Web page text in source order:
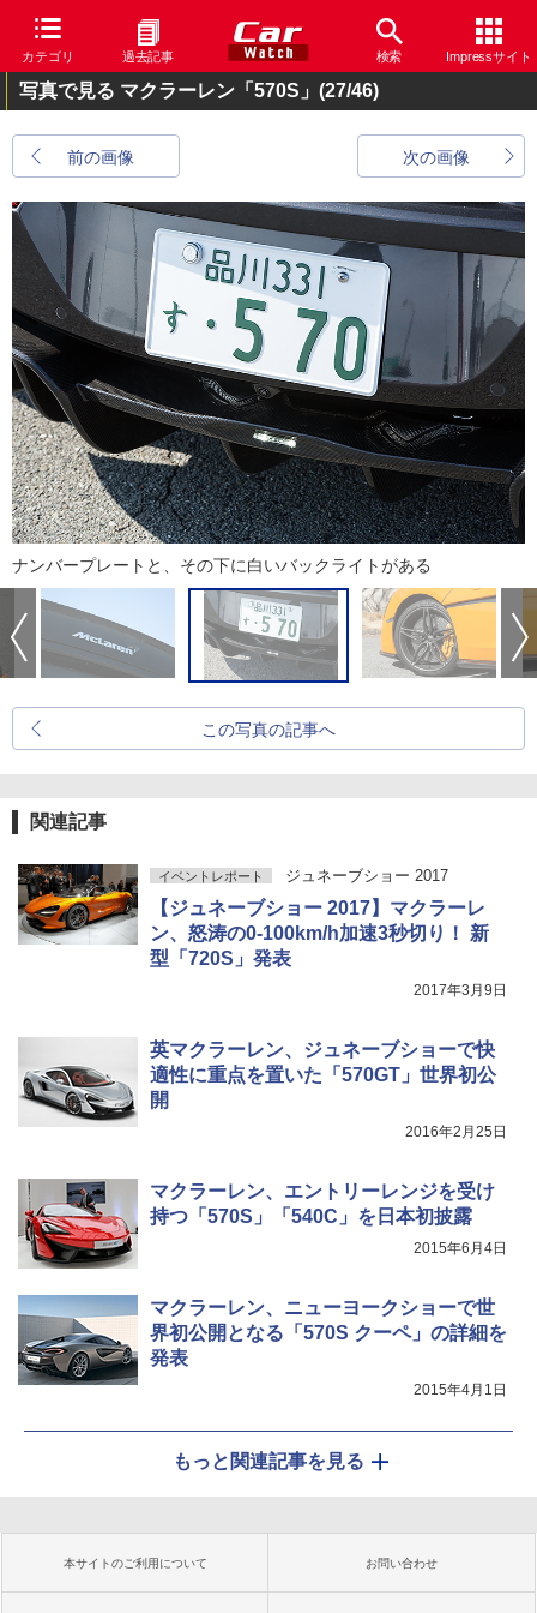
カテゴリ 過去記事 検索 Impressサイト
写真で見る マクラーレン「570S」 (27/46)
前の画像 次の画像
ナンバープレートと、その下に白いバックライトがある
この写真の記事へ
関連記事
イベントレポート ジュネーブショー 2017
【ジュネーブショー 2017】マクラーレ
ン、怒涛の0-100km/h加速3秒切り！ 新
型「720S」発表
2017年3月9日
英マクラーレン、ジュネーブショーで快
適性に重点を置いた「570GT」世界初公
開
2016年2月25日
マクラーレン、エントリーレンジを受け
持つ「570S」「540C」を日本初披露
2015年6月4日
マクラーレン、ニューヨークショーで世
界初公開となる「570S クーペ」の詳細を
発表
2015年4月1日
もっと関連記事を見る
本サイトのご利用について お問い合わせ